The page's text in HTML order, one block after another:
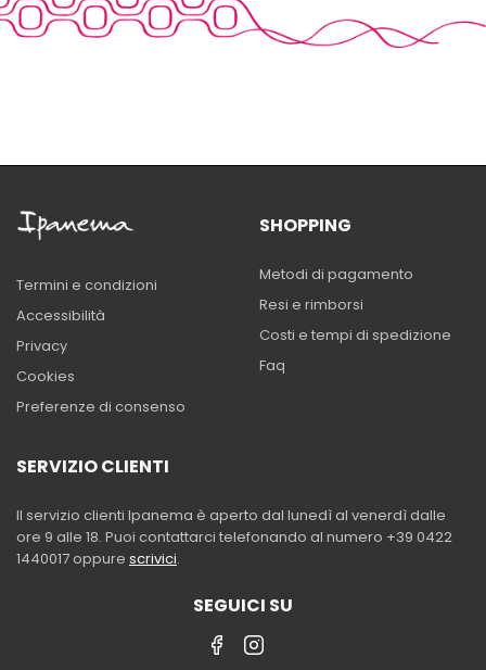
Termini e condizioni
Accessibilità
Privacy
Cookies
Preferenze di consenso
SHOPPING
Metodi di pagamento
Resi e rimborsi
Costi e tempi di spedizione
Faq
SERVIZIO CLIENTI
Il servizio clienti Ipanema è aperto dal lunedì al venerdì dalle
ore 9 alle 18. Puoi contattarci telefonando al numero +39 0422
1440017 oppure scrivici.
SEGUICI SU